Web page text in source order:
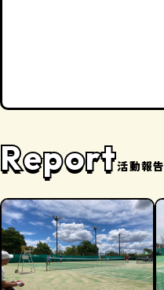
Report活動報告